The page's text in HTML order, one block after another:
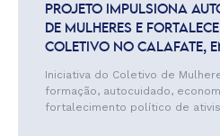
PROJETO IMPULSIONA
DE MULHERES E
COLETIVO NO CALAFATE,
Iniciativa do Coletivo de
formação, autocuidado,
fortalecimento político de